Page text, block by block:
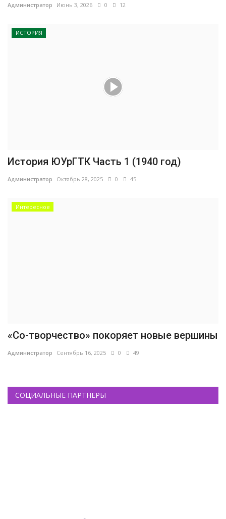
Администратор Июнь 3, 2026 0 12
ИСТОРИЯ
История ЮУрГТК Часть 1 (1940 год)
Администратор Октябрь 28, 2025 0 45
Интересное
«Со-творчество» покоряет новые вершины
Администратор Сентябрь 16, 2025 0 49
СОЦИАЛЬНЫЕ ПАРТНЕРЫ